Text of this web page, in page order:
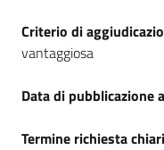
Criterio di
vantaggiosa
Data di pubblicazione
Termine richiesta